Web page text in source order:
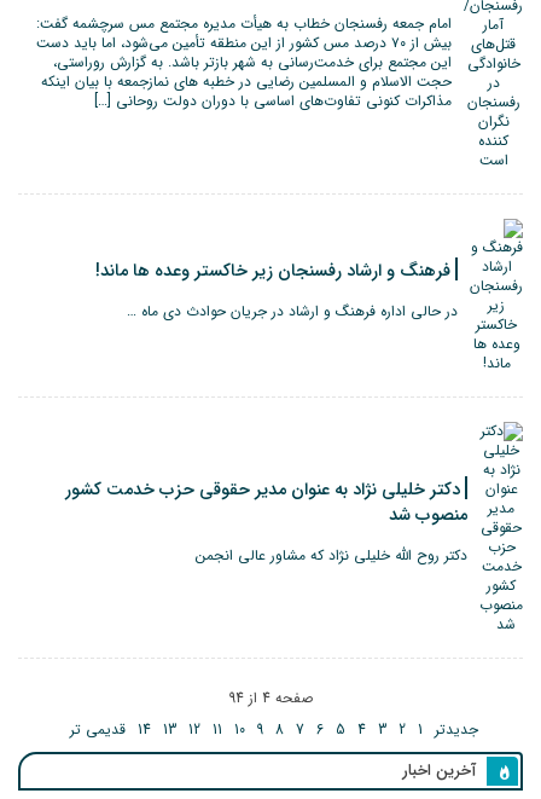
امام جمعه رفسنجان خطاب به هیأت مدیره مجتمع مس سرچشمه گفت:
بیش از ۷۰ درصد مس کشور از این منطقه تأمین می‌شود، اما باید دست
این مجتمع برای خدمت‌رسانی به شهر بازتر باشد. به گزارش روراستی،
حجت الاسلام و المسلمین رضایی در خطبه های نمازجمعه با بیان اینکه
مذاکرات کنونی تفاوت‌های اساسی با دوران دولت روحانی […]
فرهنگ و ارشاد رفسنجان زیر خاکستر وعده ها ماند!
در حالی اداره فرهنگ و ارشاد در جریان حوادث دی ماه …
دکتر خلیلی نژاد به عنوان مدیر حقوقی حزب خدمت کشور
منصوب شد
دکتر روح الله خلیلی نژاد که مشاور عالی انجمن
صفحه 4 از 94
جدیدتر 1
2
3
4
5
6
7
8
9
10
11
12
13
14 قدیمی تر
آخرین اخبار